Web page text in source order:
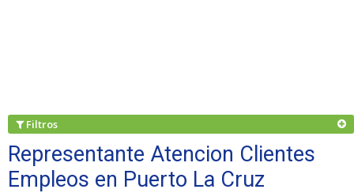
Filtros
Representante Atencion Clientes
Empleos en Puerto La Cruz